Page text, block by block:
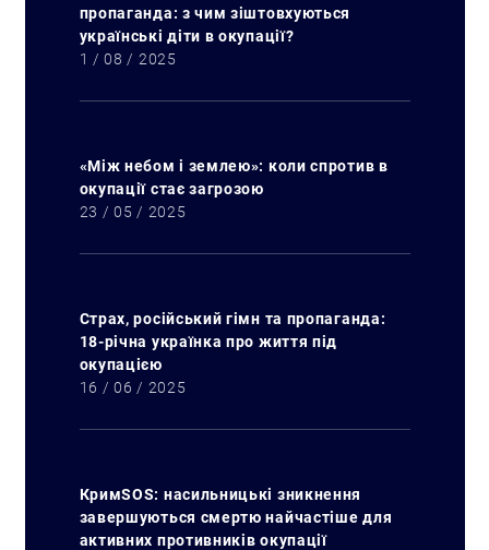
пропаганда: з чим зіштовхуються
українські діти в окупації?
1 / 08 / 2025
«Між небом і землею»: коли спротив в
окупації стає загрозою
23 / 05 / 2025
Страх, російський гімн та пропаганда:
18-річна українка про життя під
окупацією
16 / 06 / 2025
КримSOS: насильницькі зникнення
завершуються смертю найчастіше для
активних противників окупації